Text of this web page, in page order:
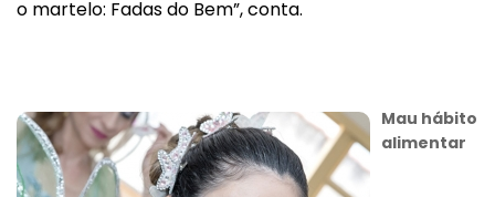
o martelo: Fadas do Bem”, conta.
Mau hábito
alimentar